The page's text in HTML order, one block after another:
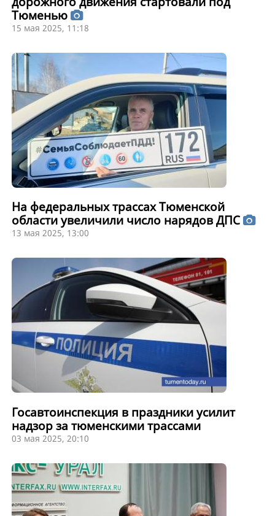
Тюменью
15 мая 2025, 11:18
На федеральных трассах Тюменской
области увеличили число нарядов ДПС
13 мая 2025, 13:00
Госавтоинспекция в праздники усилит
надзор за тюменскими трассами
03 мая 2025, 20:10